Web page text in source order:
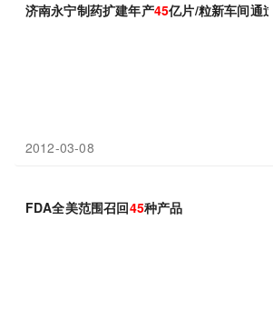
济南永宁制药扩建年产45亿片/粒新车间通
2012-03-08
FDA全美范围召回45种产品